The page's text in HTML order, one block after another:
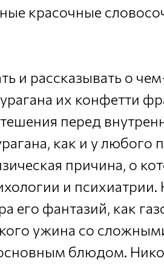
красочные
и рассказывать о
их конфетти
перед
как и у любого
причина, о
и
его фантазий, как
ужина со
блюдом.